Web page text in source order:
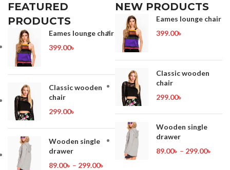
FEATURED
PRODUCTS
Eames lounge chair
399.00৳
Classic wooden
chair
299.00৳
Wooden single
drawer
89.00৳ – 299.00৳
NEW PRODUCTS
Eames lounge chair
399.00৳
Classic wooden
chair
299.00৳
Wooden single
drawer
89.00৳ – 299.00৳